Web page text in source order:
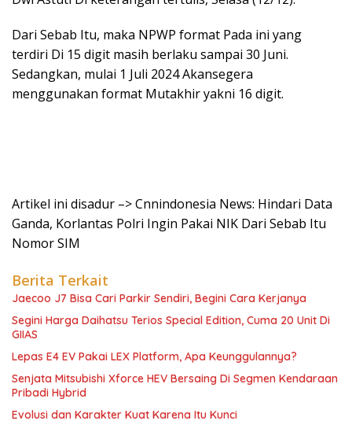
Dari Sebab Itu, maka NPWP format Pada ini yang
terdiri Di 15 digit masih berlaku sampai 30 Juni.
Sedangkan, mulai 1 Juli 2024 Akansegera
menggunakan format Mutakhir yakni 16 digit.
Artikel ini disadur –> Cnnindonesia News: Hindari Data
Ganda, Korlantas Polri Ingin Pakai NIK Dari Sebab Itu
Nomor SIM
Berita Terkait
Jaecoo J7 Bisa Cari Parkir Sendiri, Begini Cara Kerjanya
Segini Harga Daihatsu Terios Special Edition, Cuma 20 Unit Di
GIIAS
Lepas E4 EV Pakai LEX Platform, Apa Keunggulannya?
Senjata Mitsubishi Xforce HEV Bersaing Di Segmen Kendaraan
Pribadi Hybrid
Evolusi dan Karakter Kuat Karena Itu Kunci